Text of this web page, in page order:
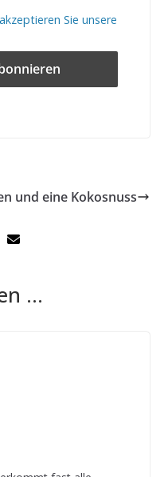
Sie unsere
und eine Kokosnuss
...